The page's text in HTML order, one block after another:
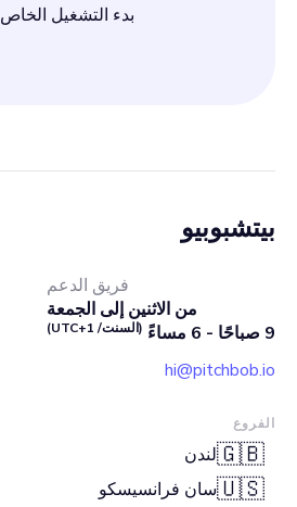
بدء التشغيل الخاص بك.
بيتشبوبيو
فريق الدعم
من الاثنين إلى الجمعة
(السنت/ UTC+1)
hi@pitchbob.io
الفروع
🇬🇧لندن
🇺🇸سان فرانسيسكو